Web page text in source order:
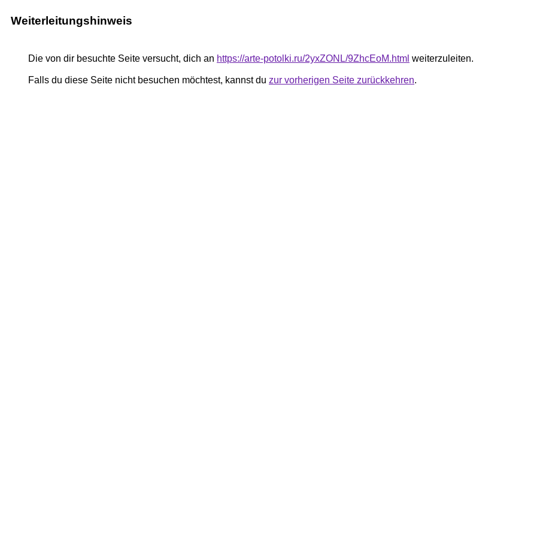
Weiterleitungshinweis
Die von dir besuchte Seite versucht, dich an https://arte-potolki.ru/2yxZONL/9ZhcEoM.html weiterzuleiten.
Falls du diese Seite nicht besuchen möchtest, kannst du zur vorherigen Seite zurückkehren.